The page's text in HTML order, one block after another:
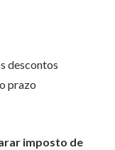
descontos
prazo
imposto de